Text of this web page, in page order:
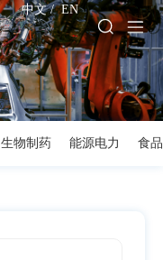
中文/EN
生物制药 能源电力 食